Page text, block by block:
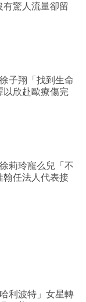
驚人流量卻留
子翔「找到生命
欣赴歐療傷完
莉玲寵么兒「不
任法人代表接
利波特」女星轉